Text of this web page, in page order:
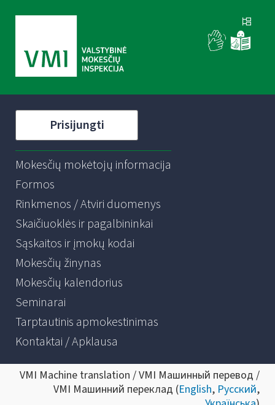
Prisijungti
Mokesčių mokėtojų informacija
Formos
Rinkmenos / Atviri duomenys
Skaičiuoklės ir pagalbininkai
Sąskaitos ir įmokų kodai
Mokesčių žinynas
Mokesčių kalendorius
Seminarai
Tarptautinis apmokestinimas
Kontaktai / Apklausa
VMI Machine translation / VMI Машинный перевод /
VMI Машинний переклад (English, Русский,